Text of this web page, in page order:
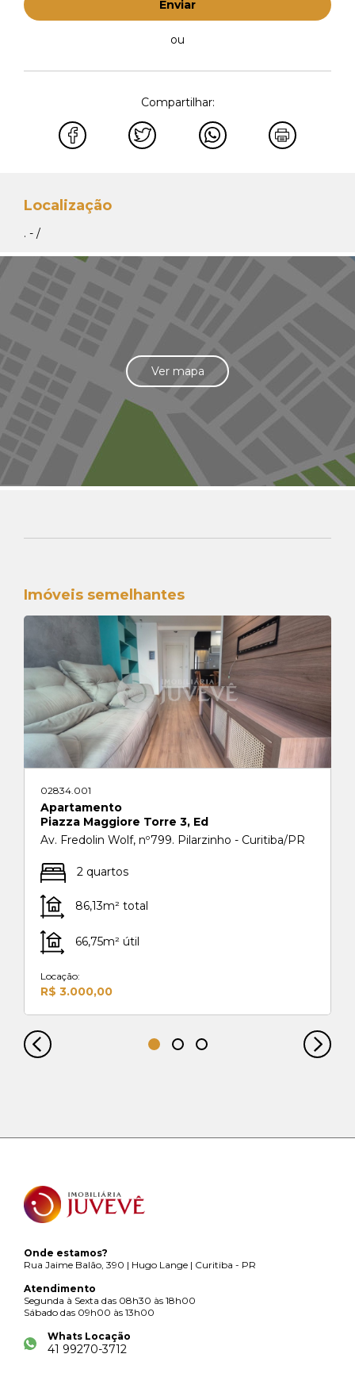
Enviar
ou
Compartilhar:
Localização
. - /
Ver mapa
Imóveis semelhantes
02834.001
Apartamento
Piazza Maggiore Torre 3, Ed
Av. Fredolin Wolf, nº799. Pilarzinho - Curitiba/PR
2 quartos
86,13m² total
66,75m² útil
Locação:
R$ 3.000,00
Onde estamos?
Rua Jaime Balão, 390 | Hugo Lange | Curitiba - PR
Atendimento
Segunda à Sexta das 08h30 às 18h00
Sábado das 09h00 às 13h00
Whats Locação
41 99270-3712